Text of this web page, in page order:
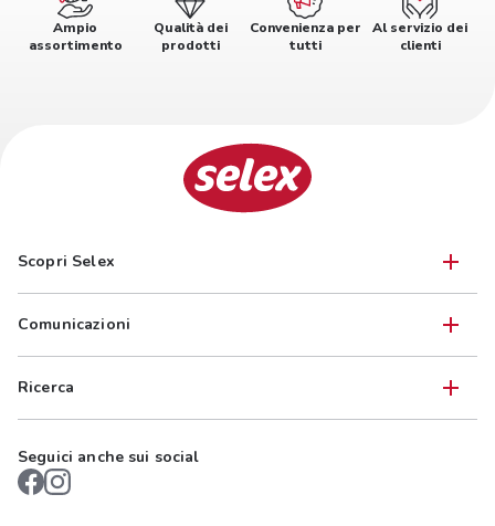
Ampio
assortimento
Qualità dei
prodotti
Convenienza per
tutti
Al servizio dei
clienti
Scopri Selex
Comunicazioni
Ricerca
Seguici anche sui social